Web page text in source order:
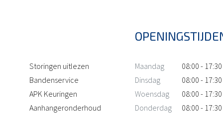
Storingen uitlezen
Bandenservice
APK Keuringen
Aanhangeronderhoud
Maandag
08:00 - 17:30
Dinsdag
08:00 - 17:30
Woensdag
08:00 - 17:30
Donderdag
08:00 - 17:30